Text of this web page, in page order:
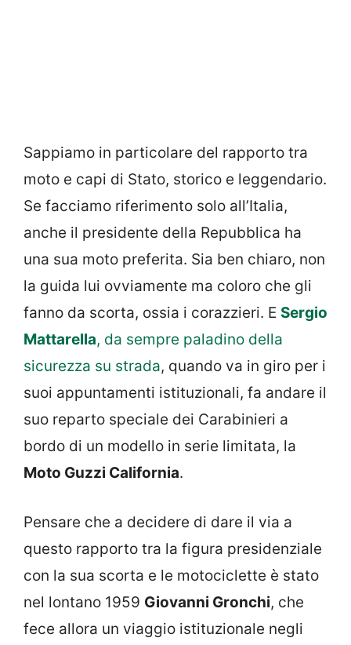
Sappiamo in particolare del rapporto tra
moto e capi di Stato, storico e leggendario.
Se facciamo riferimento solo all’Italia,
anche il presidente della Repubblica ha
una sua moto preferita. Sia ben chiaro, non
la guida lui ovviamente ma coloro che gli
fanno da scorta, ossia i corazzieri. E Sergio
Mattarella, da sempre paladino della
sicurezza su strada, quando va in giro per i
suoi appuntamenti istituzionali, fa andare il
suo reparto speciale dei Carabinieri a
bordo di un modello in serie limitata, la
Moto Guzzi California.
Pensare che a decidere di dare il via a
questo rapporto tra la figura presidenziale
con la sua scorta e le motociclette è stato
nel lontano 1959 Giovanni Gronchi, che
fece allora un viaggio istituzionale negli